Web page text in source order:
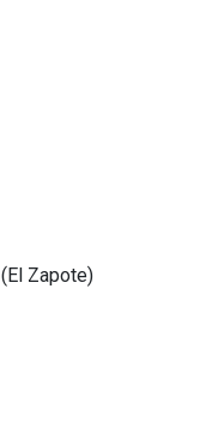
Zapote)